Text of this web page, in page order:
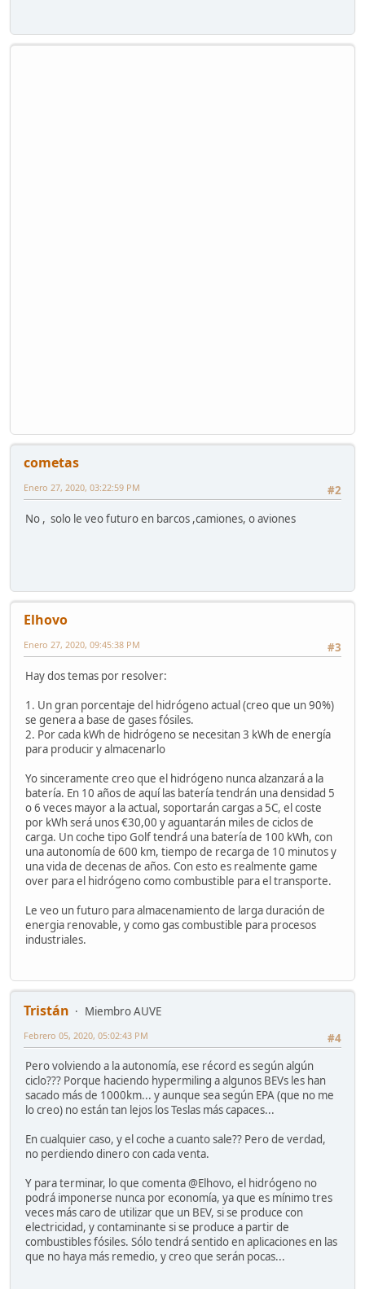
cometas
#2
Enero 27, 2020, 03:22:59 PM
No , solo le veo futuro en barcos ,camiones, o aviones
Elhovo
#3
Enero 27, 2020, 09:45:38 PM
Hay dos temas por resolver:
1. Un gran porcentaje del hidrógeno actual (creo que un 90%)
se genera a base de gases fósiles.
2. Por cada kWh de hidrógeno se necesitan 3 kWh de energía
para producir y almacenarlo
Yo sinceramente creo que el hidrógeno nunca alzanzará a la
batería. En 10 años de aquí las batería tendrán una densidad 5
o 6 veces mayor a la actual, soportarán cargas a 5C, el coste
por kWh será unos €30,00 y aguantarán miles de ciclos de
carga. Un coche tipo Golf tendrá una batería de 100 kWh, con
una autonomía de 600 km, tiempo de recarga de 10 minutos y
una vida de decenas de años. Con esto es realmente game
over para el hidrógeno como combustible para el transporte.
Le veo un futuro para almacenamiento de larga duración de
energia renovable, y como gas combustible para procesos
industriales.
Tristán
Miembro AUVE
#4
Febrero 05, 2020, 05:02:43 PM
Pero volviendo a la autonomía, ese récord es según algún
ciclo??? Porque haciendo hypermiling a algunos BEVs les han
sacado más de 1000km... y aunque sea según EPA (que no me
lo creo) no están tan lejos los Teslas más capaces...
En cualquier caso, y el coche a cuanto sale?? Pero de verdad,
no perdiendo dinero con cada venta.
Y para terminar, lo que comenta @Elhovo, el hidrógeno no
podrá imponerse nunca por economía, ya que es mínimo tres
veces más caro de utilizar que un BEV, si se produce con
electricidad, y contaminante si se produce a partir de
combustibles fósiles. Sólo tendrá sentido en aplicaciones en las
que no haya más remedio, y creo que serán pocas...